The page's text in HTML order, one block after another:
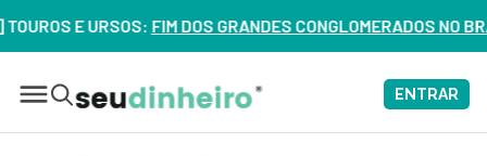
URSOS:FIM DOS GRANDES CONGLOMERADOS NO BRASIL?
ENTRAR